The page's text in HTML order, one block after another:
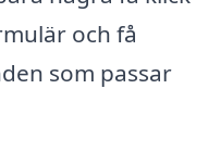
och få
som passar